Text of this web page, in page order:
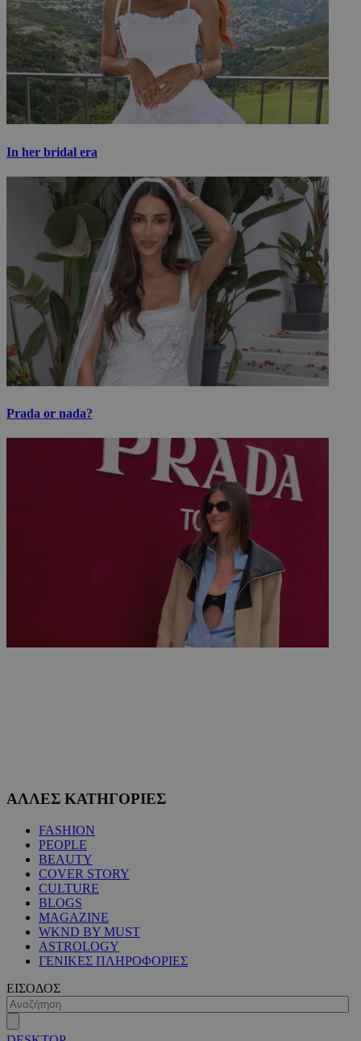
In her bridal era
Prada or nada?
ΑΛΛΕΣ ΚΑΤΗΓΟΡΙΕΣ
FASHION
PEOPLE
BEAUTY
COVER STORY
CULTURE
BLOGS
MAGAZINE
WKND BY MUST
ASTROLOGY
ΓΕΝΙΚΕΣ ΠΛΗΡΟΦΟΡΙΕΣ
ΕΙΣΟΔΟΣ